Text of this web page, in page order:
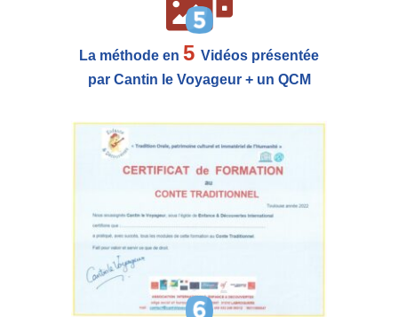
La méthode en 5 Vidéos présentée
par Cantin le Voyageur + un QCM